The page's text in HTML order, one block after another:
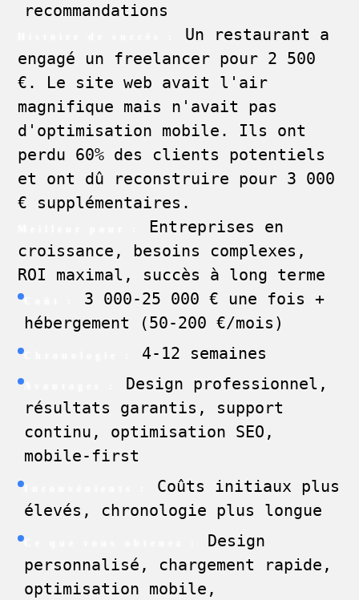
recommandations
Un restaurant a
engagé un freelancer pour 2 500
€. Le site web avait l'air
magnifique mais n'avait pas
d'optimisation mobile. Ils ont
perdu 60% des clients potentiels
et ont dû reconstruire pour 3 000
€ supplémentaires.
Entreprises en
croissance, besoins complexes,
ROI maximal, succès à long terme
3 000-25 000 € une fois +
hébergement (50-200 €/mois)
4-12 semaines
Design professionnel,
résultats garantis, support
continu, optimisation SEO,
mobile-first
Coûts initiaux plus
élevés, chronologie plus longue
Design
personnalisé, chargement rapide,
optimisation mobile,